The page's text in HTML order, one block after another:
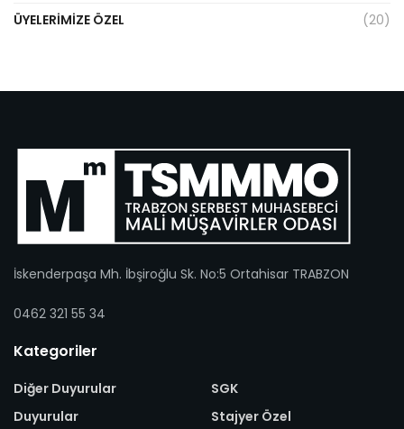
ÜYELERIMIZE ÖZEL
(20)
İskenderpaşa Mh. İbşiroğlu Sk. No:5 Ortahisar TRABZON
0462 321 55 34
Kategoriler
Diğer Duyurular
Duyurular
SGK
Stajyer Özel